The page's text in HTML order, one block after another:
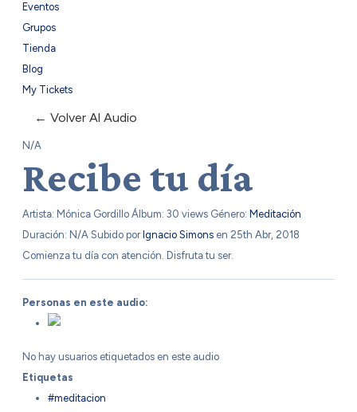
Eventos
Grupos
Tienda
Blog
My Tickets
← Volver Al Audio
N/A
Recibe tu día
Artista: Mónica GordilloÁlbum:30 views Género: Meditación
Duración: N/ASubido por Ignacio Simons en 25th Abr, 2018
Comienza tu día con atención. Disfruta tu ser.
Personas en este audio:
No hay usuarios etiquetados en este audio
Etiquetas
#meditacion